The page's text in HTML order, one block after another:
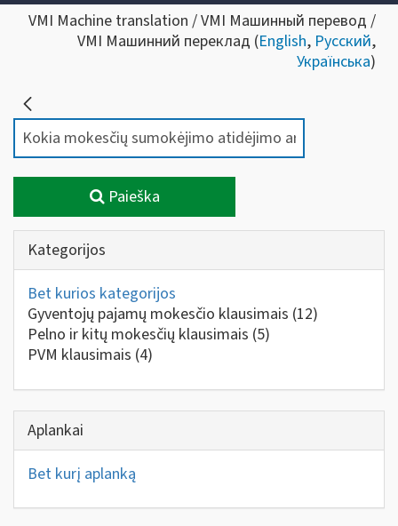
VMI Machine translation / VMI Машинный перевод /
VMI Машинний переклад (English, Русский,
Українська)
Paieška
Kategorijos
Bet kurios kategorijos
Gyventojų pajamų mokesčio klausimais (12)
Pelno ir kitų mokesčių klausimais (5)
PVM klausimais (4)
Aplankai
Bet kurį aplanką